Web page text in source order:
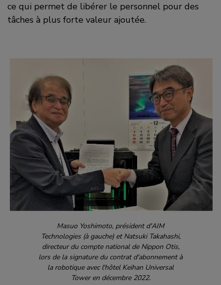
ce qui permet de libérer le personnel pour des
tâches à plus forte valeur ajoutée.
Masuo Yoshimoto, président d'AIM
Technologies (à gauche) et Natsuki Takahashi,
directeur du compte national de Nippon Otis,
lors de la signature du contrat d'abonnement à
la robotique avec l'hôtel Keihan Universal
Tower en décembre 2022.